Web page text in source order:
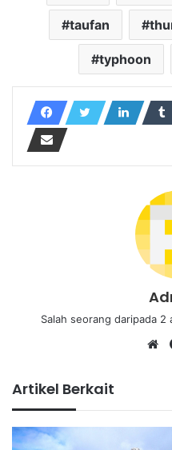
taufan
typhoon
Salah seorang daripada
Artikel Berkait